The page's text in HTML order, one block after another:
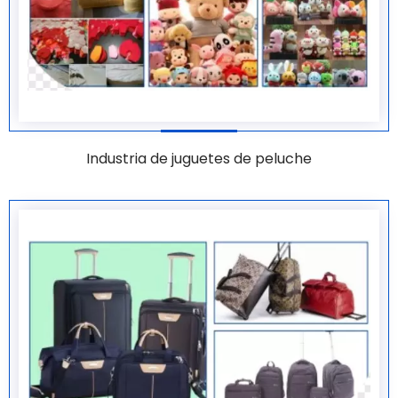
Industria de juguetes de peluche